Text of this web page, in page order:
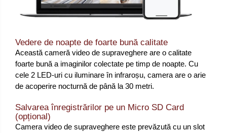
Vedere de noapte de foarte bună calitate
Această cameră video de supraveghere are o calitate
foarte bună a imaginilor colectate pe timp de noapte. Cu
cele 2 LED-uri cu iluminare în infraroșu, camera are o arie
de acoperire nocturnă de până la 30 metri.
Salvarea înregistrărilor pe un Micro SD Card
(opțional)
Camera video de supraveghere este prevăzută cu un slot